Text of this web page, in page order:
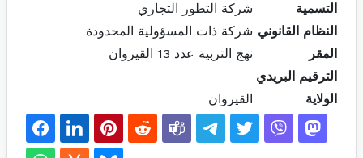
التسمية
شركة التطور التجاري
النظام القانوني شركة ذات المسؤولية المحدودة
المقر
نهج التربية عدد 13 القيروان
الترقيم البريدي
الولاية
القيروان